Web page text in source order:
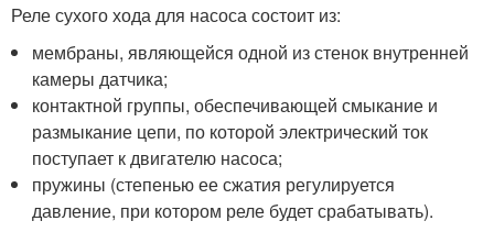
Реле сухого хода для насоса состоит из:
мембраны, являющейся одной из стенок внутренней
камеры датчика;
контактной группы, обеспечивающей смыкание и
размыкание цепи, по которой электрический ток
поступает к двигателю насоса;
пружины (степенью ее сжатия регулируется
давление, при котором реле будет срабатывать).